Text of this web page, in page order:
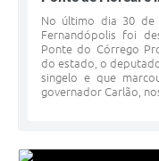
No último dia 30 de
Fernandópolis foi
Ponte do Córrego
do estado, o
singelo e que
governador Carlão,